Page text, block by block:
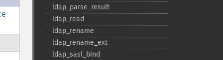
ldap_​parse_​result
ldap_​read
ldap_​rename
ldap_​rename_​ext
ldap_​sasl_​bind